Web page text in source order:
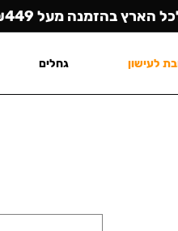
הארץ בהזמנה מעל ₪449
לעישון גחלים